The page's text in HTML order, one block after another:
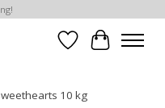
Verlanglijst
10 kg